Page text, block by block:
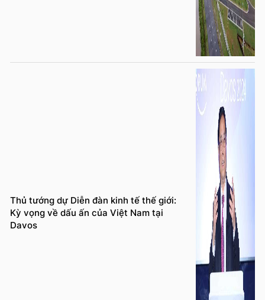
Thủ tướng dự Diễn đàn kinh tế thế giới:
Kỳ vọng về dấu ấn của Việt Nam tại
Davos